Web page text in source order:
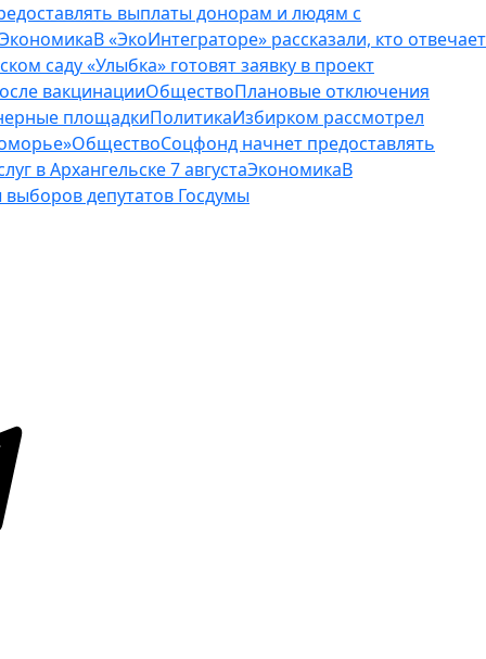
выплаты донорам и людям с
ЭкономикаВ «ЭкоИнтеграторе» рассказали, кто отвечает
саду «Улыбка» готовят заявку в проект
вакцинацииОбществоПлановые отключения
площадкиПолитикаИзбирком рассмотрел
ОбществоСоцфонд начнет предоставлять
в Архангельске 7 августаЭкономикаВ
депутатов Госдумы